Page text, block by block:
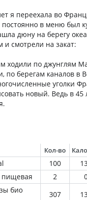
я переехала во
в меню был
дюну на берегу
смотрели на закат:
по джунглям
по берегам каналов в
уголки
новый. Ведь в 45
Кол-во
100
пищевая
2
био
307